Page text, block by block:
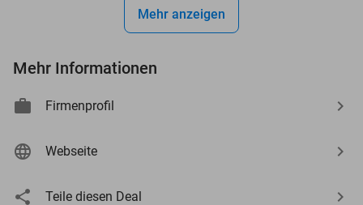
Mehr anzeigen
Mehr Informationen
Firmenprofil
Webseite
Teile diesen Deal